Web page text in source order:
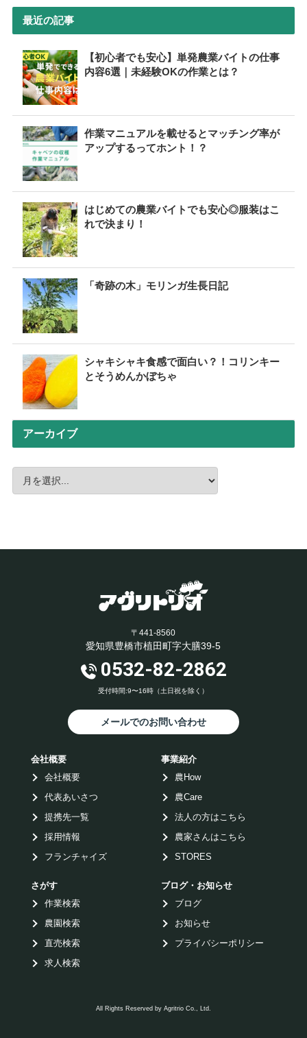
最近の記事
【初心者でも安心】単発農業バイトの仕事
内容6選｜未経験OKの作業とは？
作業マニュアルを載せるとマッチング率が
アップするってホント！？
はじめての農業バイトでも安心◎服装はこ
れで決まり！
「奇跡の木」モリンガ生長日記
シャキシャキ食感で面白い？！コリンキー
とそうめんかぼちゃ
アーカイブ
〒441-8560
愛知県豊橋市植田町字大膳39-5
0532-82-2862
受付時間:9〜16時（土日祝を除く）
メールでのお問い合わせ
会社概要
会社概要
代表あいさつ
提携先一覧
採用情報
フランチャイズ
事業紹介
農How
農Care
法人の方はこちら
農家さんはこちら
STORES
さがす
作業検索
農園検索
直売検索
求人検索
ブログ・お知らせ
ブログ
お知らせ
プライバシーポリシー
All Rights Reserved by Agritrio Co., Ltd.